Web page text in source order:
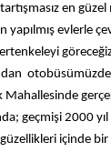
en
yapılmış evlerle
Mahallesinde
geçmişi 2000
içinde bir